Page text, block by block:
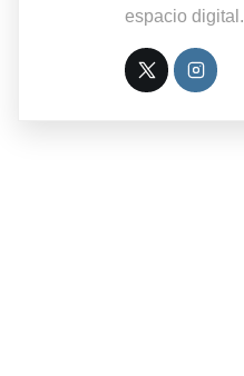
espacio digital.